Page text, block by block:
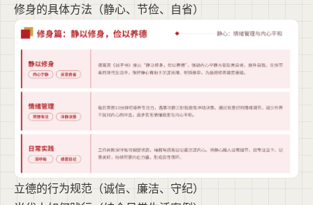
修身的具体方法（静心、节俭、自省）
立德的行为规范（诚信、廉洁、守纪）